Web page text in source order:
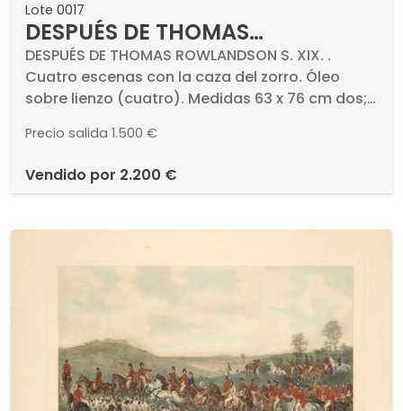
Lote 0017
DESPUÉS DE THOMAS
ROWLANDSON S. XIX - Cuatro
escenas con la caza del zorro
DESPUÉS DE THOMAS ROWLANDSON S. XIX. .
Cuatro escenas con la caza del zorro. Óleo
sobre lienzo (cuatro). Medidas 63 x 76 cm dos;
Precio salida 1.500 €
vendido por 2.200 €